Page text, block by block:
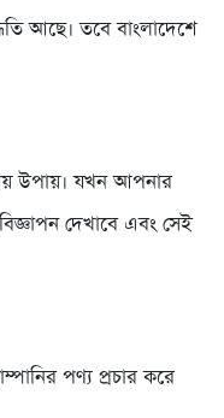
আছে। তবে বাংলাদেশে
উপায়। যখন আপনার
দেখাবে এবং সেই
পণ্য প্রচার করে